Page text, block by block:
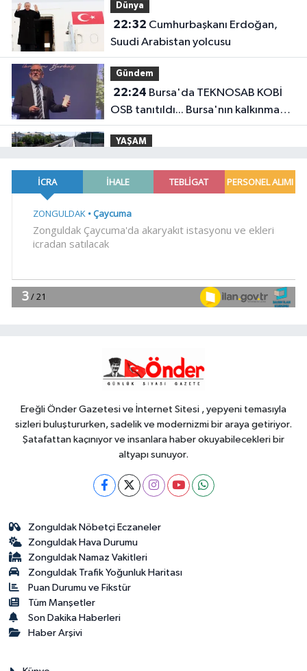
Dünya
22:32
Suudi Arabistan yolcusu
Gündem
22:24
OSB tanıtıldı... Bursa'nın kalkınma
yolculuğunda yeni dönem
YAŞAM
Büyükşehir'den modern ulaşım
yatırımı
20:52MGK'dan 8 maddelik
18:52
içerikler tek platformda
Ereğli Önder Gazetesi ve İnternet Sitesi , yepyeni temasıyla
sizleri buluştururken, sadelik ve modernizmi bir araya getiriyor.
Şatafattan kaçınıyor ve insanlara haber okuyabilecekleri bir
altyapı sunuyor.
Zonguldak Nöbetçi Eczaneler
Zonguldak Hava Durumu
Zonguldak Namaz Vakitleri
Zonguldak Trafik Yoğunluk Haritası
Puan Durumu ve Fikstür
Tüm Manşetler
Son Dakika Haberleri
Haber Arşivi